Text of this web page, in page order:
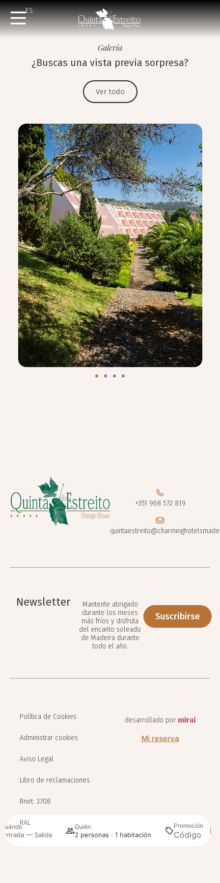
ES
Cuándo
Entrada — Salida
Quién
2 personas · 1 habitación
Promoción
Galería
¿Buscas una vista previa sorpresa?
Ver todo
+351 968 572 819
Newsletter
Mantente abrigado
durante los meses
más fríos y disfruta
del encanto soleado
de Madeira durante
todo el año.
Suscribirse
Política de Cookies
Administrar cookies
Aviso Legal
Libro de reclamaciones
Rnet: 3708
RAL
desarrollado por mirai
Mi reserva